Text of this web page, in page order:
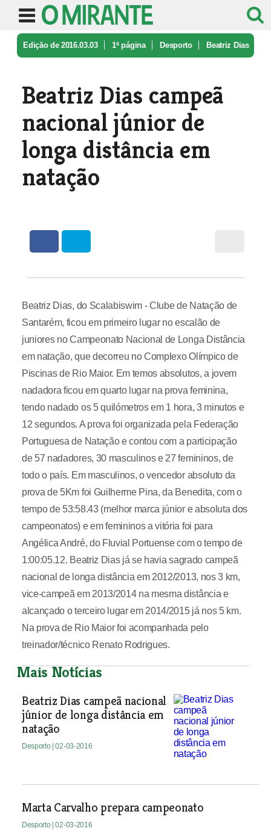
Edição de 2016.03.03 1ª página Desporto Beatriz Dias
Beatriz Dias campeã
nacional júnior de
longa distância em
natação
Beatriz Dias, do Scalabiswim - Clube de Natação de
Santarém, ficou em primeiro lugar no escalão de
juniores no Campeonato Nacional de Longa Distância
em natação, que decorreu no Complexo Olímpico de
Piscinas de Rio Maior. Em temos absolutos, a jovem
nadadora ficou em quarto lugar na prova feminina,
tendo nadado os 5 quilómetros em 1 hora, 3 minutos e
12 segundos. A prova foi organizada pela Federação
Portuguesa de Natação e contou com a participação
de 57 nadadores, 30 masculinos e 27 femininos, de
todo o país. Em masculinos, o vencedor absoluto da
prova de 5Km foi Guilherme Pina, da Benedita, com o
tempo de 53:58.43 (melhor marca júnior e absoluta dos
campeonatos) e em femininos a vitória foi para
Angélica André, do Fluvial Portuense com o tempo de
1:00:05.12. Beatriz Dias já se havia sagrado campeã
nacional de longa distância em 2012/2013, nos 3 km,
vice-campeã em 2013/2014 na mesma distância e
alcançado o terceiro lugar em 2014/2015 já nos 5 km.
Na prova de Rio Maior foi acompanhada pelo
treinador/técnico Renato Rodrigues.
Mais Notícias
Beatriz Dias campeã nacional
júnior de longa distância em
natação
Desporto | 02-03-2016
Marta Carvalho prepara campeonato
Desporto | 02-03-2016